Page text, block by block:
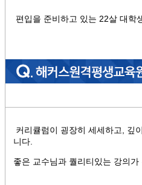
편입을 준비하고 있는 22살 대학
커리큘럼이 굉장히 세세하고, 깊
니다.
좋은 교수님과 퀄리티있는 강의